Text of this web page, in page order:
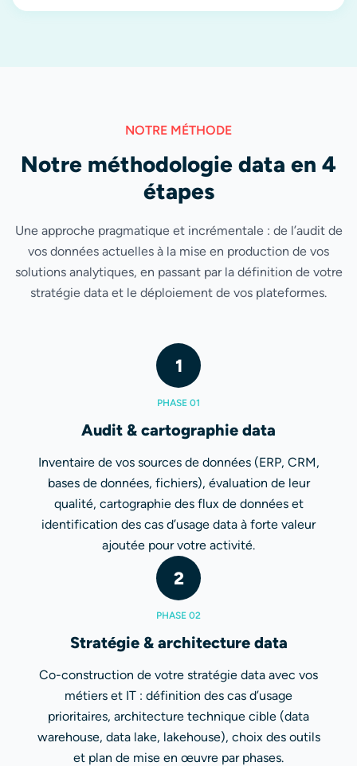
NOTRE MÉTHODE
Notre méthodologie data en 4
étapes
Une approche pragmatique et incrémentale : de l’audit de
vos données actuelles à la mise en production de vos
solutions analytiques, en passant par la définition de votre
stratégie data et le déploiement de vos plateformes.
1
PHASE 01
Audit & cartographie data
Inventaire de vos sources de données (ERP, CRM,
bases de données, fichiers), évaluation de leur
qualité, cartographie des flux de données et
identification des cas d’usage data à forte valeur
ajoutée pour votre activité.
2
PHASE 02
Stratégie & architecture data
Co-construction de votre stratégie data avec vos
métiers et IT : définition des cas d’usage
prioritaires, architecture technique cible (data
warehouse, data lake, lakehouse), choix des outils
et plan de mise en œuvre par phases.